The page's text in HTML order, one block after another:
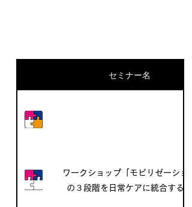
セミナー名
ワークショップ「モビリゼーション
の３段階を日常ケアに統合する」